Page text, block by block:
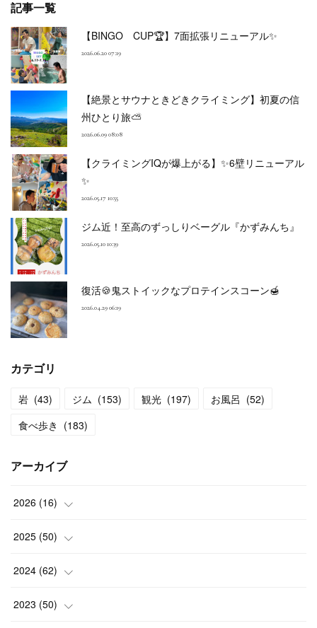
記事一覧
【BINGO CUP🏆】7面拡張リニューアル✨
2026.06.20 07:19
【絶景とサウナときどきクライミング】初夏の信
州ひとり旅⛅
2026.06.09 08:08
【クライミングIQが爆上がる】✨6壁リニューアル
✨
2026.05.17 10:55
ジム近！至高のずっしりベーグル『かずみんち』
2026.05.10 10:39
復活🍪鬼ストイックなプロテインスコーン🍯
2026.04.29 06:19
カテゴリ
岩 (43) ジム (153) 観光 (197) お風呂 (52)
食べ歩き (183)
アーカイブ
2026 (16)
(2)
(2)
(3)
2025 (50)
(3)
(4)
2024 (62)
(6)
2023 (50)